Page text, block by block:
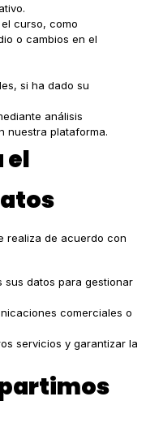
curso, como
o cambios en el
si ha dado su
análisis
nuestra plataforma.
el
realiza de acuerdo con
sus datos para gestionar
comerciales o
servicios y garantizar la